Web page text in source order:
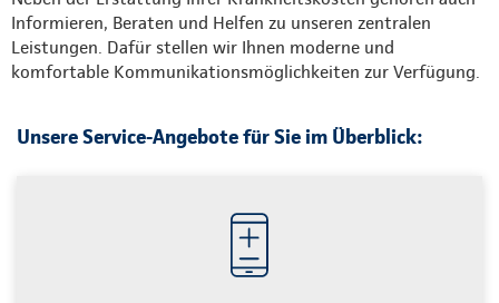
Informieren, Beraten und Helfen zu unseren zentralen
Leistungen. Dafür stellen wir Ihnen moderne und
komfortable Kommunikationsmöglichkeiten zur Verfügung.
Unsere Service-Angebote für Sie im Überblick: